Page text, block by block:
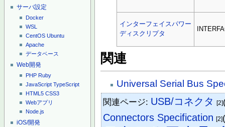
サーバ設定
Docker
WSL
CentOS Ubuntu
Apache
データベース
Web開発
PHP Ruby
JavaScript TypeScript
HTML5 CSS3
Webアプリ
Node.js
iOS/開発
インターフェイスパワー
ディスクリプタ
関連
Universal Serial Bus
関連ページ: USB/コネクタ [2]
Connectors Specification [2]